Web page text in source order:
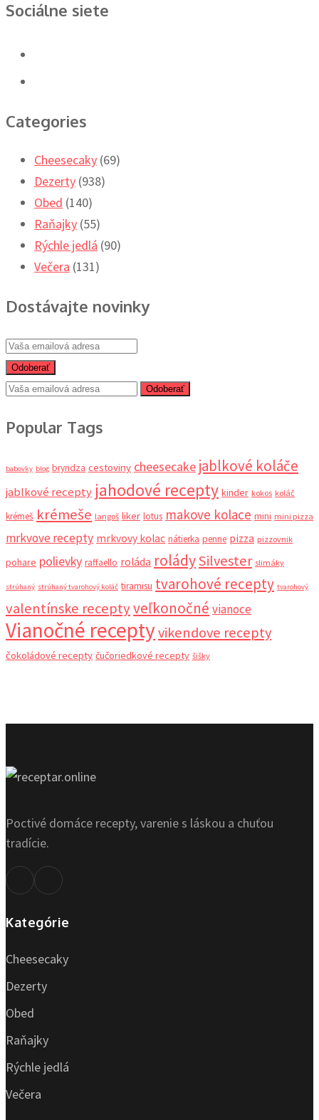
Sociálne siete
Categories
Cheesecaky (69)
Dezerty (938)
Obed (140)
Raňajky (55)
Rýchle jedlá (90)
Večera (131)
Dostávajte novinky
Odoberať
Odoberať
Popular Tags
babovky blog bryndza cestoviny cheesecake jablkové koláče
jablkové recepty jahodové recepty kinder kokos koláč
krémeš krémeše langoš liker lotus makove kolace mini mini pizza
mrkvove recepty mrkvovy kolac nátierka penne pizza pizzovnik
pohare polievky raffaello roláda roládySilvester slimáky
strúhaný strúhaný tvarohový koláč tiramisu tvarohové recepty tvarohový
valentínske receptyveľkonočné vianoce
Vianočné receptyvikendove recepty
čokoládové recepty čučoriedkové recepty šišky
Poctivé domáce recepty, varenie s láskou a chuťou
tradície.
Kategórie
Cheesecaky
Dezerty
Obed
Raňajky
Rýchle jedlá
Večera